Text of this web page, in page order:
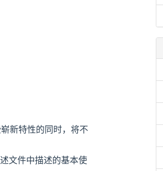
新特性的同时，将不
文件中描述的基本使